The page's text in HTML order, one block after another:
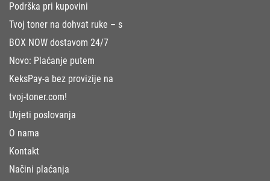
Podrška pri kupovini
Tvoj toner na dohvat ruke – s
BOX NOW dostavom 24/7
Novo: Plaćanje putem
KeksPay-a bez provizije na
tvoj-toner.com!
Uvjeti poslovanja
O nama
Kontakt
Načini plaćanja